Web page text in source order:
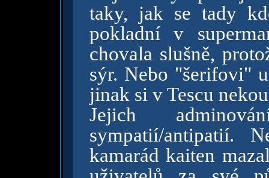
taky, jak se tady
pokladní v
chovala slušně,
sýr. Nebo "šerifovi"
jinak si v Tescu
Jejich
sympatií/antipatií.
kamarád kaiten